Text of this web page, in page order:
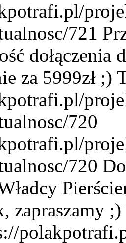
721
dołączenia
za 5999zł ;)
720
720
zapraszamy ;)